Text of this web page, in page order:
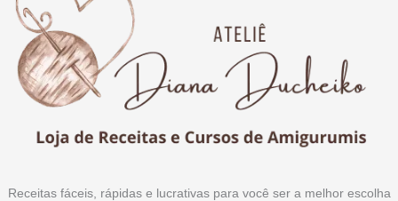
Receitas fáceis, rápidas e lucrativas para você ser a melhor escolha